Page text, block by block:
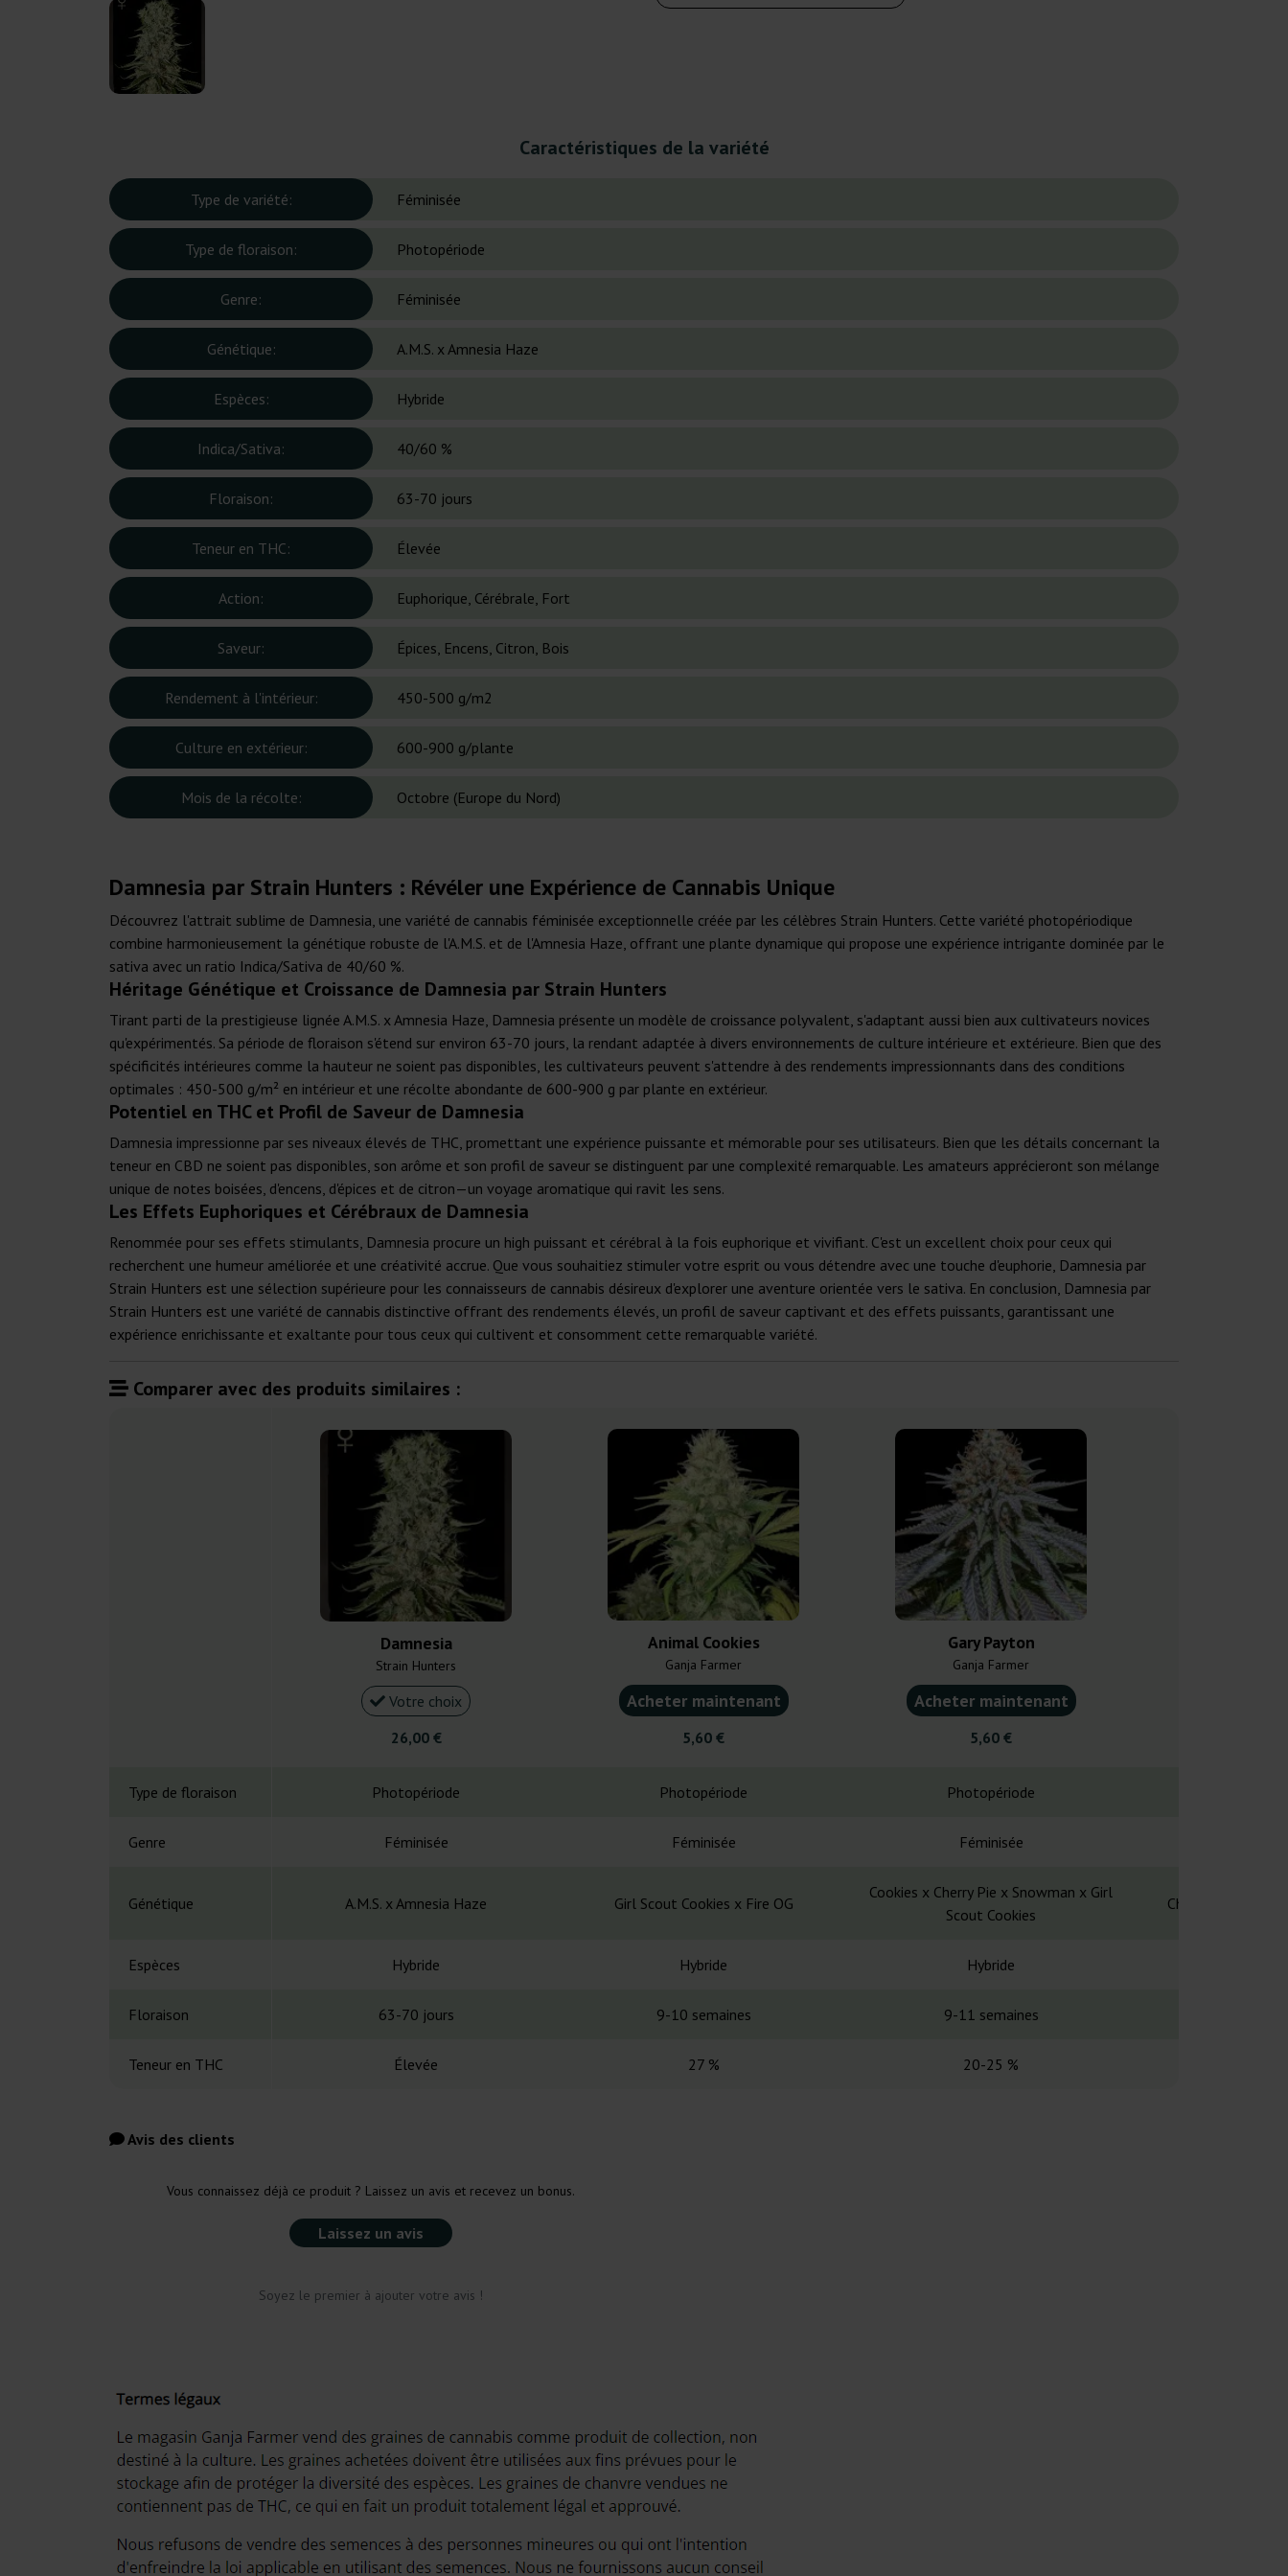
Caractéristiques de la variété
Type de variété: Féminisée
Type de floraison: Photopériode
Genre: Féminisée
Génétique: A.M.S. x Amnesia Haze
Espèces: Hybride
Indica/Sativa: 40/60 %
Floraison: 63-70 jours
Teneur en THC: Élevée
Action: Euphorique, Cérébrale, Fort
Saveur: Épices, Encens, Citron, Bois
Rendement à l'intérieur: 450-500 g/m2
Culture en extérieur: 600-900 g/plante
Mois de la récolte: Octobre (Europe du Nord)
Damnesia par Strain Hunters : Révéler une Expérience de Cannabis Unique
Découvrez l'attrait sublime de Damnesia, une variété de cannabis féminisée exceptionnelle créée par les célèbres Strain Hunters. Cette variété photopériodique
combine harmonieusement la génétique robuste de l'A.M.S. et de l'Amnesia Haze, offrant une plante dynamique qui propose une expérience intrigante dominée par le
sativa avec un ratio Indica/Sativa de 40/60 %.
Héritage Génétique et Croissance de Damnesia par Strain Hunters
Tirant parti de la prestigieuse lignée A.M.S. x Amnesia Haze, Damnesia présente un modèle de croissance polyvalent, s'adaptant aussi bien aux cultivateurs novices
qu'expérimentés. Sa période de floraison s'étend sur environ 63-70 jours, la rendant adaptée à divers environnements de culture intérieure et extérieure. Bien que des
spécificités intérieures comme la hauteur ne soient pas disponibles, les cultivateurs peuvent s'attendre à des rendements impressionnants dans des conditions
optimales : 450-500 g/m² en intérieur et une récolte abondante de 600-900 g par plante en extérieur.
Potentiel en THC et Profil de Saveur de Damnesia
Damnesia impressionne par ses niveaux élevés de THC, promettant une expérience puissante et mémorable pour ses utilisateurs. Bien que les détails concernant la
teneur en CBD ne soient pas disponibles, son arôme et son profil de saveur se distinguent par une complexité remarquable. Les amateurs apprécieront son mélange
unique de notes boisées, d'encens, d'épices et de citron—un voyage aromatique qui ravit les sens.
Les Effets Euphoriques et Cérébraux de Damnesia
Renommée pour ses effets stimulants, Damnesia procure un high puissant et cérébral à la fois euphorique et vivifiant. C'est un excellent choix pour ceux qui
recherchent une humeur améliorée et une créativité accrue. Que vous souhaitiez stimuler votre esprit ou vous détendre avec une touche d'euphorie, Damnesia par
Strain Hunters est une sélection supérieure pour les connaisseurs de cannabis désireux d'explorer une aventure orientée vers le sativa. En conclusion, Damnesia par
Strain Hunters est une variété de cannabis distinctive offrant des rendements élevés, un profil de saveur captivant et des effets puissants, garantissant une
expérience enrichissante et exaltante pour tous ceux qui cultivent et consomment cette remarquable variété.
Comparer avec des produits similaires :
Damnesia
Strain Hunters
Votre choix
26,00 €
Animal Cookies
Ganja Farmer
Acheter maintenant
5,60 €
Gary Payton
Ganja Farmer
Acheter maintenant
5,60 €
Type de floraison Photopériode Photopériode Photopériode
Genre Féminisée Féminisée Féminisée
Génétique A.M.S. x Amnesia Haze Girl Scout Cookies x Fire OG
Cookies x Cherry Pie x Snowman x Girl
Scout Cookies
Chemdawg ×
Espèces Hybride Hybride Hybride
Floraison 63-70 jours 9-10 semaines 9-11 semaines
Teneur en THC Élevée 27 % 20-25 %
Avis des clients
Vous connaissez déjà ce produit ? Laissez un avis et recevez un bonus.
Laissez un avis
Soyez le premier à ajouter votre avis !